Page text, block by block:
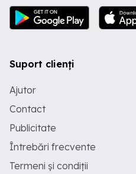
Suport clienți
Ajutor
Contact
Publicitate
Întrebări frecvente
Termeni și condiții